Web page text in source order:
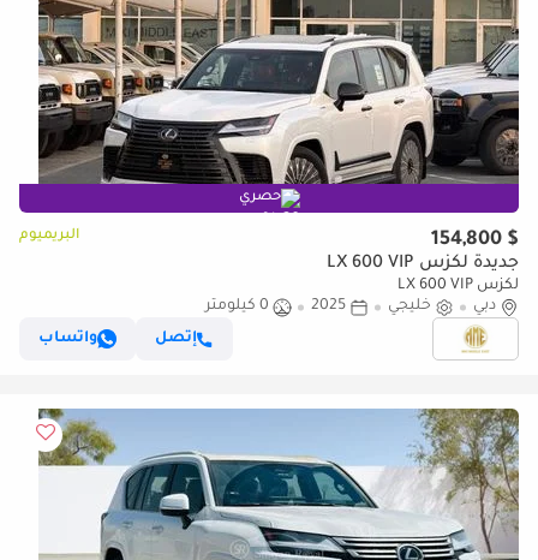
حصري
$ 154,800 البريميوم
جديدة لكزس LX 600 VIP
لكزس LX 600 VIP
دبي
خليجي 2025
0 كيلومتر
إتصل
واتساب